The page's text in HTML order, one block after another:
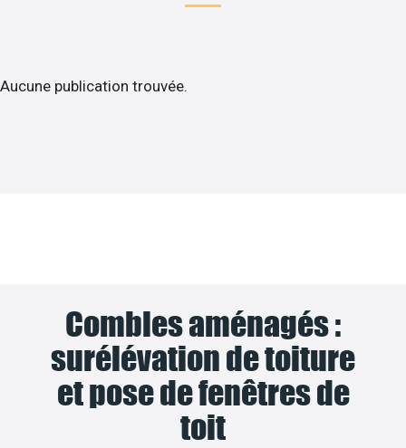
Aucune publication trouvée.
Combles aménagés :
surélévation de toiture
et pose de fenêtres de
toit